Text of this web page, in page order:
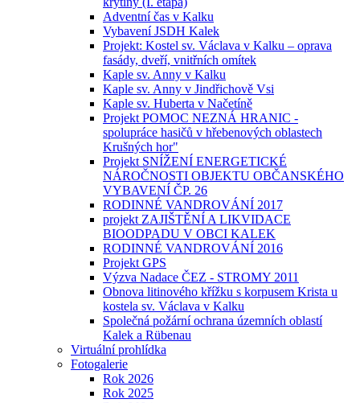
Adventní čas v Kalku
Vybavení JSDH Kalek
Projekt: Kostel sv. Václava v Kalku – oprava
fasády, dveří, vnitřních omítek
Kaple sv. Anny v Kalku
Kaple sv. Anny v Jindřichově Vsi
Kaple sv. Huberta v Načetíně
Projekt POMOC NEZNÁ HRANIC -
spolupráce hasičů v hřebenových oblastech
Krušných hor"
Projekt SNÍŽENÍ ENERGETICKÉ
NÁROČNOSTI OBJEKTU OBČANSKÉHO
VYBAVENÍ ČP. 26
RODINNÉ VANDROVÁNÍ 2017
projekt ZAJIŠTĚNÍ A LIKVIDACE
BIOODPADU V OBCI KALEK
RODINNÉ VANDROVÁNÍ 2016
Projekt GPS
Výzva Nadace ČEZ - STROMY 2011
Obnova litinového křížku s korpusem Krista u
kostela sv. Václava v Kalku
Společná požární ochrana územních oblastí
Kalek a Rübenau
Virtuální prohlídka
Fotogalerie
Rok 2026
Rok 2025